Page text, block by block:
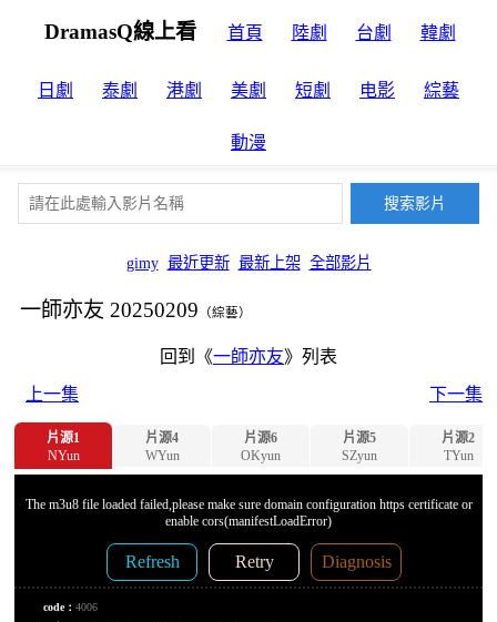
DramasQ線上看 首頁 陸劇 台劇 韓劇
日劇 泰劇 港劇 美劇 短劇 电影 綜藝
動漫
gimy 最近更新 最新上架 全部影片
一師亦友 20250209 （綜藝）
回到《一師亦友》列表
上一集
下一集
片源1
NYun
片源4
WYun
片源6
OKyun
片源5
SZyun
片源2
TYun